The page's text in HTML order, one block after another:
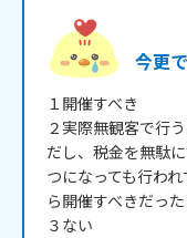
今更
１開催すべき
２実際無観客で行
だし、税金を無駄
つになっても行わ
ら開催すべきだった
３ない